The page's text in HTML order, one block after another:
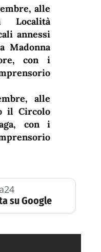
alle
annessi
Madonna
con i
alle
il Circolo
con i
su Google